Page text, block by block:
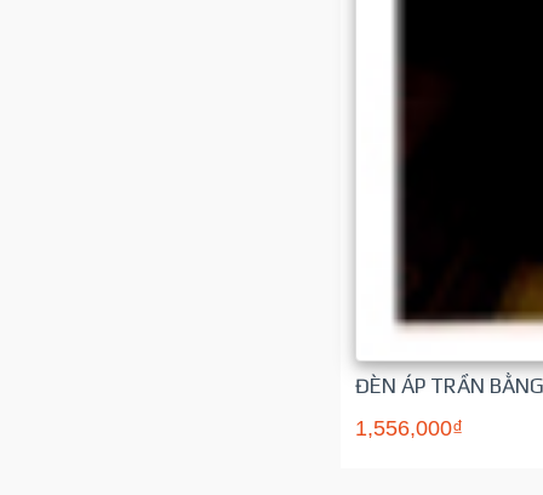
ĐÈN ÁP TRẦN
1,556,000₫